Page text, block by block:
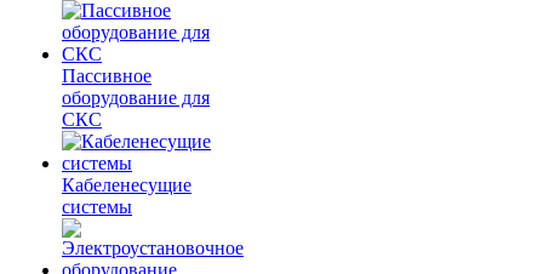
Пассивное
оборудование для
СКС
Кабеленесущие
системы